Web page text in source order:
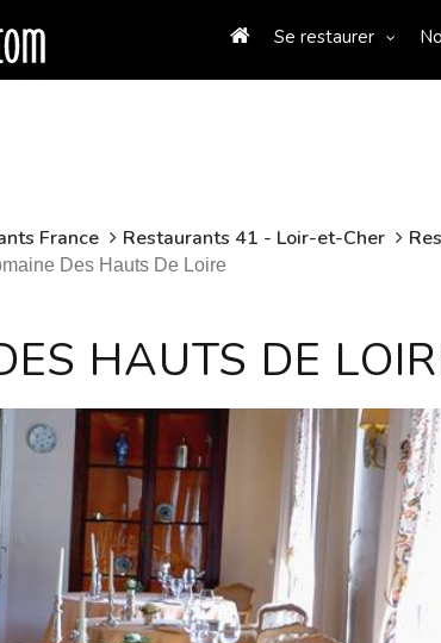
Se restaurer
France Restaurants 41 - Loir-et-Cher
Des Hauts De Loire
HAUTS DE